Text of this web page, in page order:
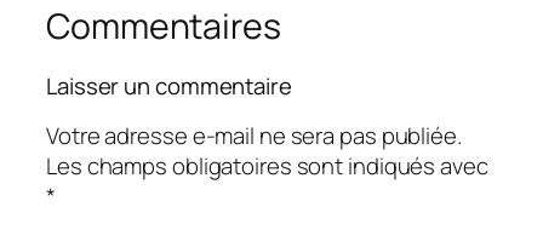
Commentaires
Laisser un commentaire
Votre adresse e-mail ne sera pas publiée.
Les champs obligatoires sont indiqués avec
*